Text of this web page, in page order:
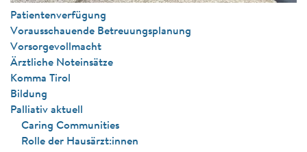
Patientenverfügung
Vorausschauende Betreuungsplanung
Vorsorgevollmacht
Ärztliche Noteinsätze
Komma Tirol
Bildung
Palliativ aktuell
Caring Communities
Rolle der Hausärzt:innen